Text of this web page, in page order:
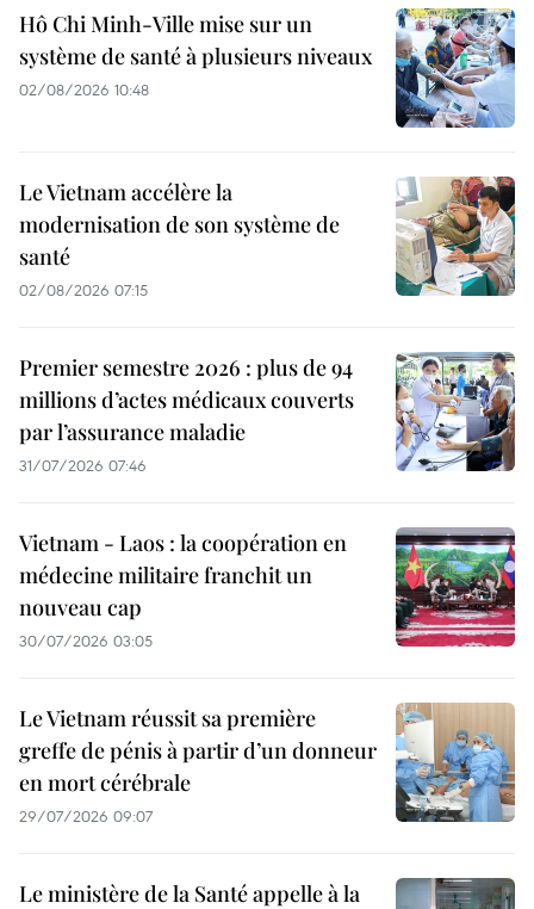
Hô Chi Minh-Ville mise sur un
système de santé à plusieurs niveaux
02/08/2026 10:48
Le Vietnam accélère la
modernisation de son système de
santé
02/08/2026 07:15
Premier semestre 2026 : plus de 94
millions d’actes médicaux couverts
par l’assurance maladie
31/07/2026 07:46
Vietnam - Laos : la coopération en
médecine militaire franchit un
nouveau cap
30/07/2026 03:05
Le Vietnam réussit sa première
greffe de pénis à partir d’un donneur
en mort cérébrale
29/07/2026 09:07
Le ministère de la Santé appelle à la